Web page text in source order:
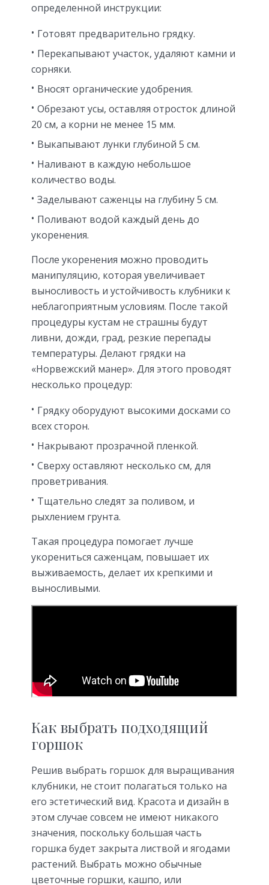
определенной инструкции:
Готовят предварительно грядку.
Перекапывают участок, удаляют камни и
сорняки.
Вносят органические удобрения.
Обрезают усы, оставляя отросток длиной
20 см, а корни не менее 15 мм.
Выкапывают лунки глубиной 5 см.
Наливают в каждую небольшое
количество воды.
Заделывают саженцы на глубину 5 см.
Поливают водой каждый день до
укоренения.
После укоренения можно проводить
манипуляцию, которая увеличивает
выносливость и устойчивость клубники к
неблагоприятным условиям. После такой
процедуры кустам не страшны будут
ливни, дожди, град, резкие перепады
температуры. Делают грядки на
«Норвежский манер». Для этого проводят
несколько процедур:
Грядку оборудуют высокими досками со
всех сторон.
Накрывают прозрачной пленкой.
Сверху оставляют несколько см, для
проветривания.
Тщательно следят за поливом, и
рыхлением грунта.
Такая процедура помогает лучше
укорениться саженцам, повышает их
выживаемость, делает их крепкими и
выносливыми.
Как выбрать подходящий
горшок
Решив выбрать горшок для выращивания
клубники, не стоит полагаться только на
его эстетический вид. Красота и дизайн в
этом случае совсем не имеют никакого
значения, поскольку большая часть
горшка будет закрыта листвой и ягодами
растений. Выбрать можно обычные
цветочные горшки, кашпо, или